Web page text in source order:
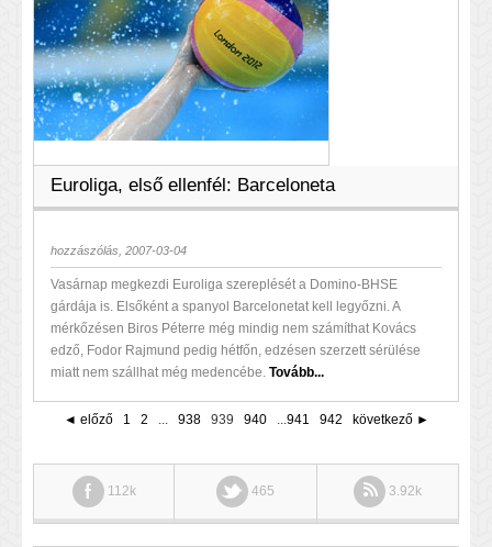
Euroliga, első ellenfél: Barceloneta
hozzászólás, 2007-03-04
Vasárnap megkezdi Euroliga szereplését a Domino-BHSE
gárdája is. Elsőként a spanyol Barcelonetat kell legyőzni. A
mérkőzésen Biros Péterre még mindig nem számíthat Kovács
edző, Fodor Rajmund pedig hétfőn, edzésen szerzett sérülése
miatt nem szállhat még medencébe. Tovább...
◄ előző 1 2 ... 938 939 940...941 942 következő ►
112k 465 3.92k